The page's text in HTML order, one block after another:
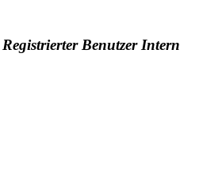
Registrierter Benutzer Intern